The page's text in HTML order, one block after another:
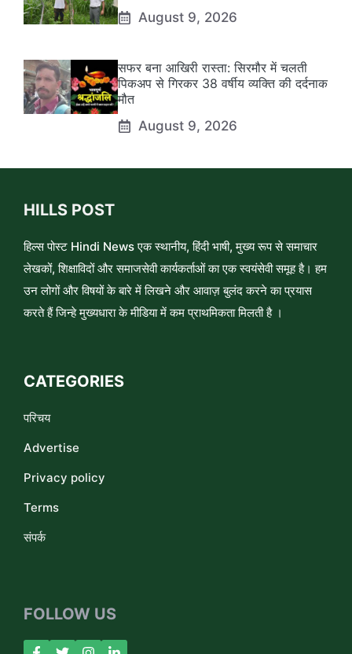
August 9, 2026
सफर बना आखिरी रास्ता: सिरमौर में चलती
पिकअप से गिरकर 38 वर्षीय व्यक्ति की दर्दनाक
मौत
August 9, 2026
HILLS POST
हिल्स पोस्ट Hindi News एक स्थानीय, हिंदी भाषी, मुख्य रूप से समाचार
लेखकों, शिक्षाविदों और समाजसेवी कार्यकर्ताओं का एक स्वयंसेवी समूह है। हम
उन लोगों और विषयों के बारे में लिखने और आवाज़ बुलंद करने का प्रयास
करते हैं जिन्हे मुख्यधारा के मीडिया में कम प्राथमिकता मिलती है ।
CATEGORIES
परिचय
Advertise
Privacy policy
Terms
संपर्क
FOLLOW US